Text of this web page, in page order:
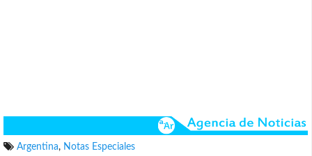
Argentina, Notas Especiales